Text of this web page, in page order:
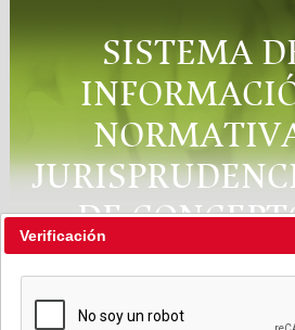
SISTEMA
DE
"RÉGIMEN
Verificación